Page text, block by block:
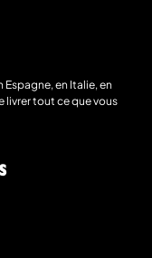
Espagne, en Italie, en
livrer tout ce que vous